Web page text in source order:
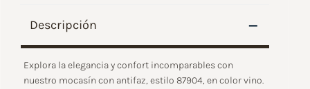
Descripción –
Explora la elegancia y confort incomparables con
nuestro mocasín con antifaz, estilo 87904, en color vino.